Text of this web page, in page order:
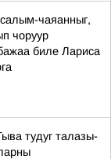
чаяанныг,
чоруур
биле Лариса
тудуг талазы-